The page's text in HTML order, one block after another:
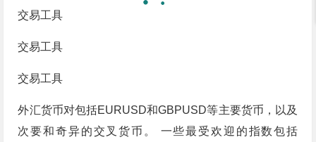
交易工具
交易工具
交易工具
外汇货币对包括EURUSD和GBPUSD等主要货币，以及
次要和奇异的交叉货币。 一些最受欢迎的指数包括